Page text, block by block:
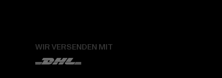
WIR VERSENDEN MIT